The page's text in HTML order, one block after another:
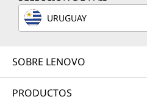
URUGUAY
SOBRE LENOVO
PRODUCTOS